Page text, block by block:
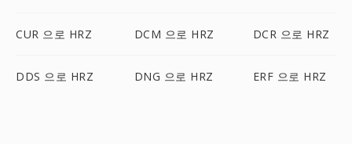
CUR 으로 HRZ DCM 으로 HRZ DCR 으로 HRZ
DDS 으로 HRZ DNG 으로 HRZ ERF 으로 HRZ